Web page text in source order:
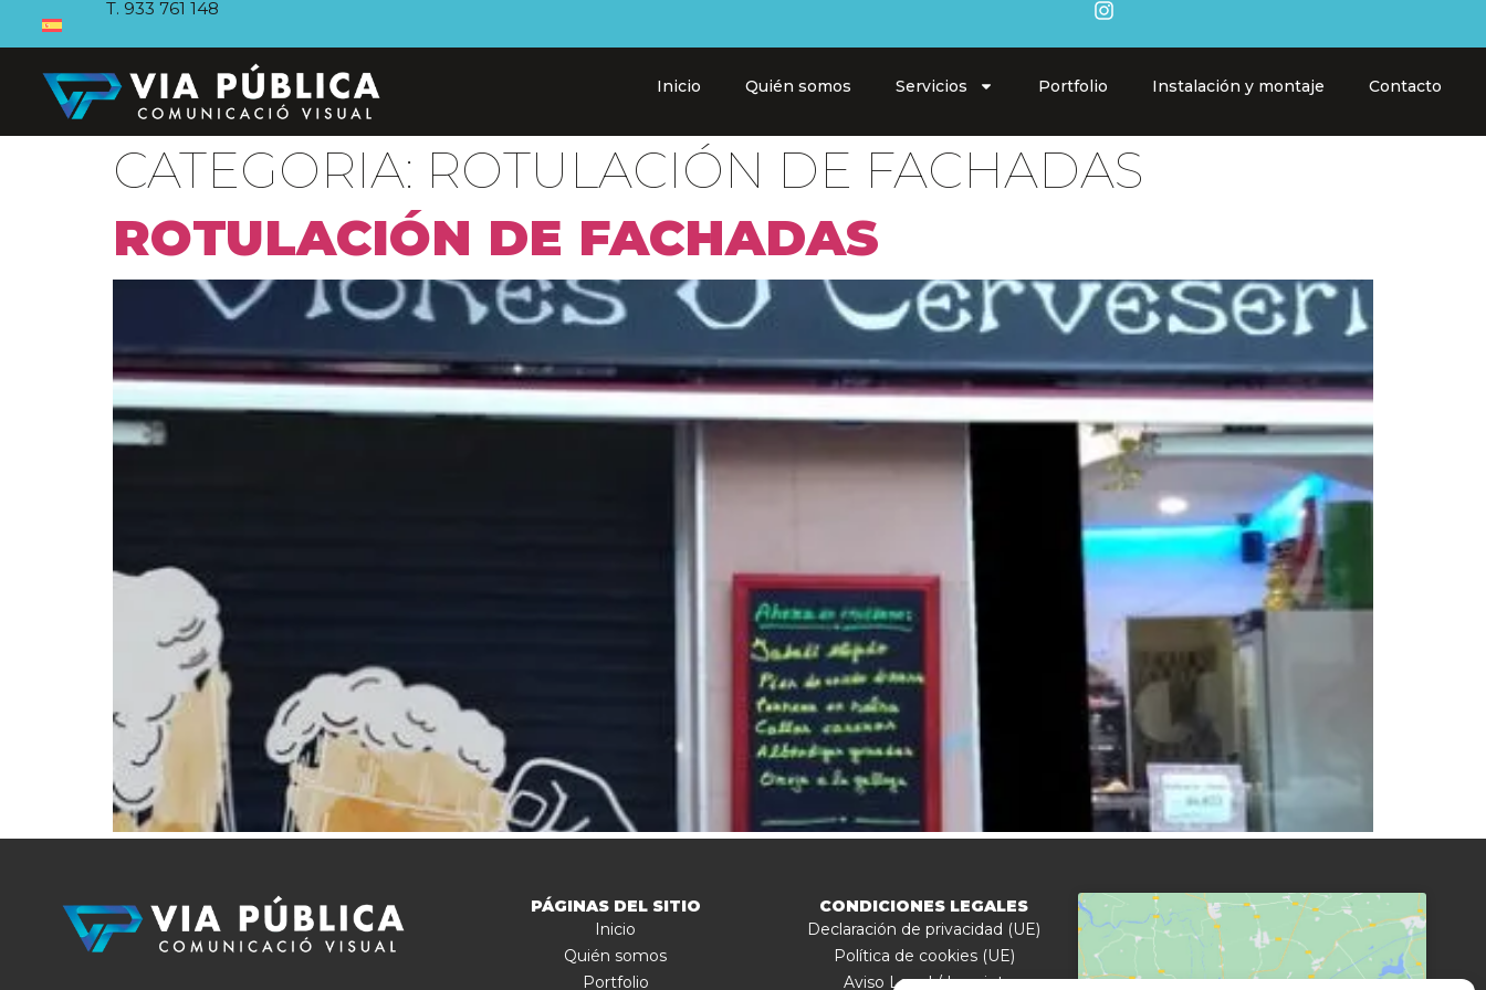
T. 933 761 148
Inicio Quién somos Servicios Portfolio Instalación y montaje Contacto
CATEGORIA: ROTULACIÓN DE FACHADAS
ROTULACIÓN DE FACHADAS
PÁGINAS DEL SITIO
Inicio
Quién somos
Portfolio
CONDICIONES LEGALES
Declaración de privacidad (UE)
Política de cookies (UE)
Aviso Legal / Imprint